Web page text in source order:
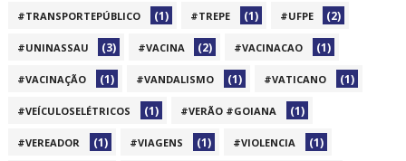
#TRANSPORTEPÚBLICO (1) #TREPE (1) #UFPE (2)
#UNINASSAU (3) #VACINA (2) #VACINACAO (1)
#VACINAÇÃO (1) #VANDALISMO (1) #VATICANO (1)
#VEÍCULOSELÉTRICOS (1) #VERÃO #GOIANA (1)
#VEREADOR (1) #VIAGENS (1) #VIOLENCIA (1)